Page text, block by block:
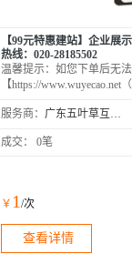
【99元特惠建站】企业展
热线：020-28185502
温馨提示：如您下单后无
【https://
后）】【该产品合适各个
http://aliyun.wuyecao.net/
服务商： 广东五叶草互联网科技有限公司
成交： 0笔
￥ 1 /次
查看详情